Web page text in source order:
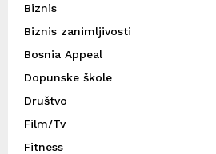
Biznis
Biznis zanimljivosti
Bosnia Appeal
Dopunske škole
Društvo
Film/Tv
Fitness